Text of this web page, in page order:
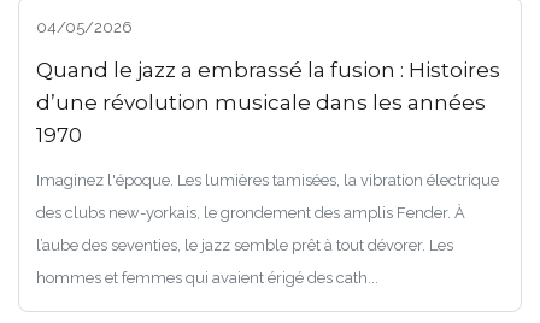
04/05/2026
Quand le jazz a embrassé la fusion : Histoires
d’une révolution musicale dans les années
1970
Imaginez l'époque. Les lumières tamisées, la vibration électrique
des clubs new-yorkais, le grondement des amplis Fender. À
l’aube des seventies, le jazz semble prêt à tout dévorer. Les
hommes et femmes qui avaient érigé des cath...